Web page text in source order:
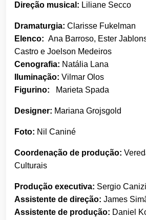
Direção musical: Liliane Secco
Dramaturgia: Clarisse Fukelman
Elenco: Ana Barroso, Ester
Castro e Joelson Medeiros
Cenografia: Natália Lana
Iluminação: Vilmar Olos
Figurino:
Marieta Spada
Designer: Mariana Grojsgold
Foto: Nil Caniné
Coordenação de produção:
Culturais
Produção executiva: Sergio
Assistente de direção: James
Assistente de produção: Daniel